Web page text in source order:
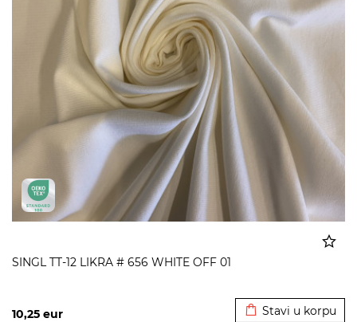
SINGL TT-12 LIKRA # 656 WHITE OFF 01
10,25 eur Stavi u korpu